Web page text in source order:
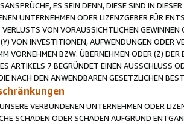
ES SEIN DENN, DIESE SIND IN
UNTERNEHMEN ODER LIZENZGEBER FÜR
VERLUSTS VON VORAUSSICHTLICHEN
VON INVESTITIONEN, AUFWENDUNGEN ODER
VORNEHMEN BZW. ÜBERNEHMEN ODER (Z)
ARTIKELS 7 BEGRÜNDET EINEN AUSSCHLUSS
NACH DEN ANWENDBAREN GESETZLICHEN
VERBUNDENEN UNTERNEHMEN ODER
SCHÄDEN ODER SCHÄDEN AUFGRUND